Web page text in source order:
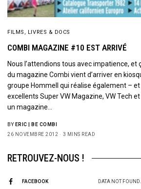
FILMS, LIVRES & DOCS
COMBI MAGAZINE #10 EST ARRIVÉ
Nous l’attendions tous avec impatience, et
du magazine Combi vient d’arriver en
groupe Hommell qui réalise également –
excellents Super VW Magazine, VW Tech
un magazine…
BY ERIC | BE COMBI
26 NOVEMBRE 2012
3 MINS READ
RETROUVEZ-NOUS !
FACEBOOK DATA NOT